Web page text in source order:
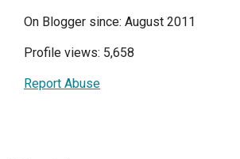
On Blogger since: August 2011
Profile views: 5,658
Report Abuse